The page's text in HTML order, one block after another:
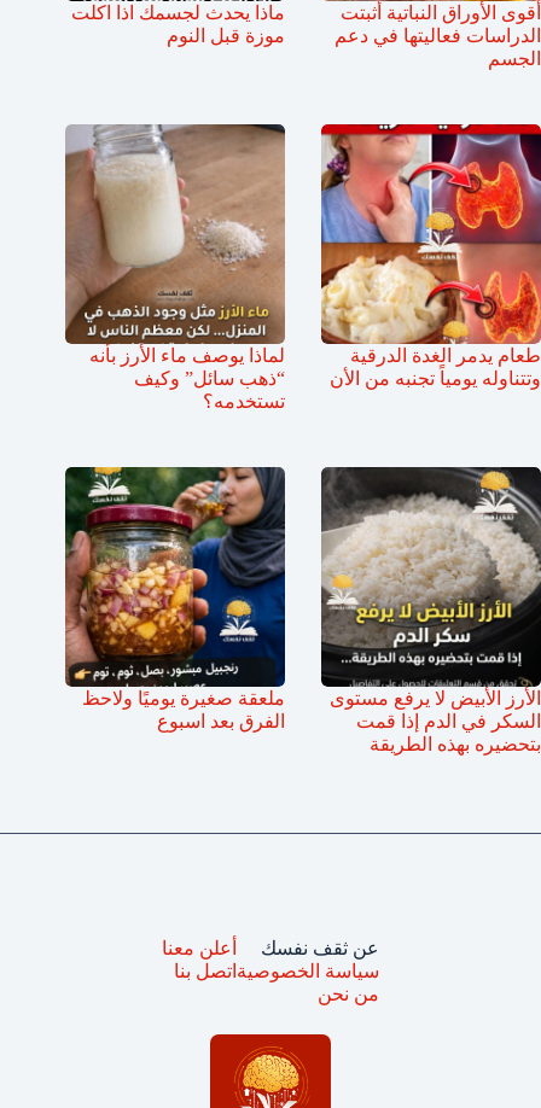
أقوى الأوراق النباتية أثبتت
الدراسات فعاليتها في دعم
الجسم
ماذا يحدث لجسمك اذا اكلت
موزة قبل النوم
طعام يدمر الغدة الدرقية
وتتناوله يومياً تجنبه من الأن
لماذا يوصف ماء الأرز بأنه
“ذهب سائل” وكيف
تستخدمه؟
الأرز الأبيض لا يرفع مستوى
السكر في الدم إذا قمت
بتحضيره بهذه الطريقة
ملعقة صغيرة يوميًا ولاحظ
الفرق بعد اسبوع
عن ثقف نفسك
سياسة الخصوصية
من نحن
أعلن معنا
اتصل بنا